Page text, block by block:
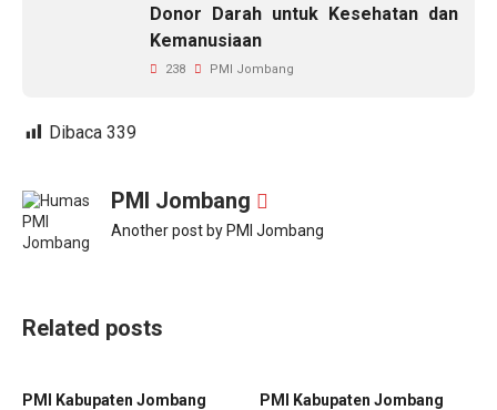
Donor Darah untuk Kesehatan dan
Kemanusiaan
238 PMI Jombang
Dibaca 339
PMI Jombang
Another post by PMI Jombang
Related posts
PMI Kabupaten Jombang
PMI Kabupaten Jombang